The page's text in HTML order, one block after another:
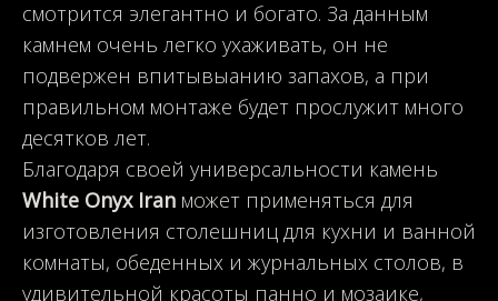
смотрится элегантно и богато. За данным
камнем очень легко ухаживать, он не
подвержен впитывыанию запахов, а при
правильном монтаже будет прослужит много
десятков лет.
Благодаря своей универсальности камень
White Onyx Iran может применяться для
изготовления столешниц для кухни и ванной
комнаты, обеденных и журнальных столов, в
удивительной красоты панно и мозаике,